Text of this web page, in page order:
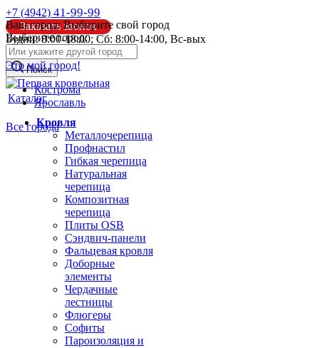
Ваш город: Выбирите свой город
Выберите город:
Это мой город!
Кострома
Ярославль
Все города
+7 (4942) 41-99-99
Заказать звонок
Будни: 8:00-18:00; Сб: 8:00-14:00, Вс-вых
info@pk44.ru
Поиск
Каталог
Кровля
Металлочерепица
Профнастил
Гибкая черепица
Натуральная
черепица
Композитная
черепица
Плиты OSB
Сэндвич-панели
Фальцевая кровля
Доборные
элементы
Чердачные
лестницы
Флюгеры
Софиты
Пароизоляция и